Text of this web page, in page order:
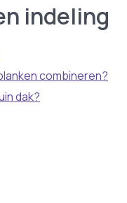
indeling
combineren?
dak?